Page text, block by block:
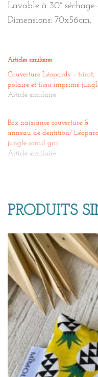
Lavable à 30°
Dimensions: 70x56cm.
Articles similaires
Couverture Léopards – tricot,
polaire et tissu imprimé
Article similaire
Box naissance couverture &
anneau de dentition/
jungle corail gris
Article similaire
PRODUITS